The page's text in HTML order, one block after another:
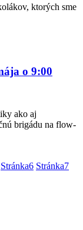
ktorých sme
o 9:00
ako aj
brigádu na flow-
Stránka6 Stránka7